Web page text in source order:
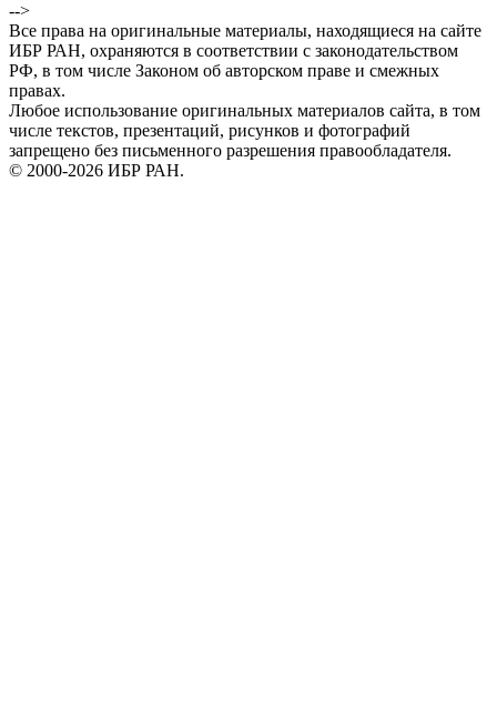
-->
Все права на оригинальные материалы, находящиеся на сайте
ИБР РАН, охраняются в соответствии с законодательством
РФ, в том числе Законом об авторском праве и смежных
правах.
Любое использование оригинальных материалов сайта, в том
числе текстов, презентаций, рисунков и фотографий
запрещено без письменного разрешения правообладателя.
© 2000-2026 ИБР РАН.